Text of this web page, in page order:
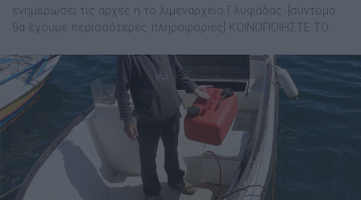
ενημερώσει τις αρχές ή το λιμεναρχείο Γλυφάδας. [σύντομα
θα έχουμε περισσότερες πληροφορίες] ΚΟΙΝΟΠΟΙΗΣΤΕ ΤΟ